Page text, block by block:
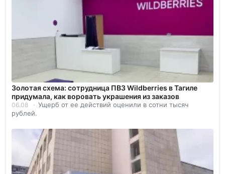
Золотая схема: сотрудница ПВЗ Wildberries в Тагиле
придумала, как воровать украшения из заказов
06.08
Ущерб от ее действий оценили в сотни тысяч
рублей.